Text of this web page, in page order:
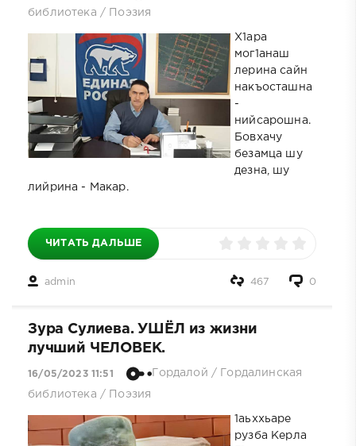
библиотека / Поэзия
Х1ара
мог1анаш
лерина сайн
накъосташна
-
нийсарошна.
Бовхачу
безамца шу
дезна, шу
лийрина - Макар.
ЧИТАТЬ ДАЛЬШЕ
admin 0
467
Зура Сулиева. УШЁЛ из жизни
лучший ЧЕЛОВЕК.
16/05/2023 11:51 Гордалой / Гордалинская
библиотека / Поэзия
1аьххьаре
рузба Керла